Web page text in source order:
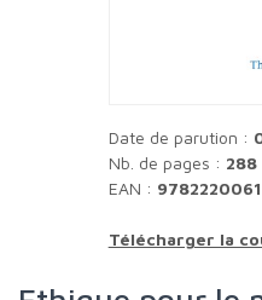
Date de parution :
Nb. de pages : 288
EAN :
Télécharger la